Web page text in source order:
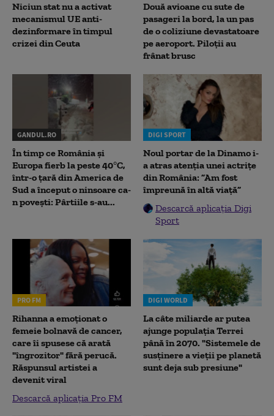
Niciun stat nu a activat
mecanismul UE anti-
dezinformare în timpul
crizei din Ceuta
Două avioane cu sute de
pasageri la bord, la un pas
de o coliziune devastatoare
pe aeroport. Piloții au
frânat brusc
GANDUL.RO
În timp ce România și
Europa fierb la peste 40°C,
într-o țară din America de
Sud a început o ninsoare ca-
n povești: Pârtiile s-au...
DIGI SPORT
Noul portar de la Dinamo i-
a atras atenția unei actrițe
din România: ”Am fost
împreună în altă viață”
Descarcă aplicația Digi
Sport
PRO FM
Rihanna a emoționat o
femeie bolnavă de cancer,
care îi spusese că arată
"îngrozitor" fără perucă.
Răspunsul artistei a
devenit viral
Descarcă aplicația Pro FM
DIGI WORLD
La câte miliarde ar putea
ajunge populația Terrei
până în 2070. "Sistemele de
susținere a vieții pe planetă
sunt deja sub presiune"